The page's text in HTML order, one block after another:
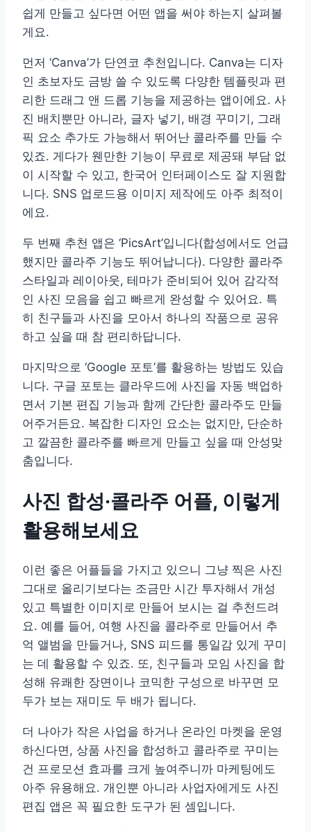
쉽게 만들고 싶다면 어떤 앱을 써야 하는지 살펴볼
게요.
먼저 ‘Canva’가 단연코 추천입니다. Canva는 디자
인 초보자도 금방 쓸 수 있도록 다양한 템플릿과 편
리한 드래그 앤 드롭 기능을 제공하는 앱이에요. 사
진 배치뿐만 아니라, 글자 넣기, 배경 꾸미기, 그래
픽 요소 추가도 가능해서 뛰어난 콜라주를 만들 수
있죠. 게다가 웬만한 기능이 무료로 제공돼 부담 없
이 시작할 수 있고, 한국어 인터페이스도 잘 지원합
니다. SNS 업로드용 이미지 제작에도 아주 최적이
에요.
두 번째 추천 앱은 ‘PicsArt’입니다(합성에서도 언급
했지만 콜라주 기능도 뛰어납니다). 다양한 콜라주
스타일과 레이아웃, 테마가 준비되어 있어 감각적
인 사진 모음을 쉽고 빠르게 완성할 수 있어요. 특
히 친구들과 사진을 모아서 하나의 작품으로 공유
하고 싶을 때 참 편리하답니다.
마지막으로 ‘Google 포토’를 활용하는 방법도 있습
니다. 구글 포토는 클라우드에 사진을 자동 백업하
면서 기본 편집 기능과 함께 간단한 콜라주도 만들
어주거든요. 복잡한 디자인 요소는 없지만, 단순하
고 깔끔한 콜라주를 빠르게 만들고 싶을 때 안성맞
춤입니다.
사진 합성·콜라주 어플, 이렇게
활용해보세요
이런 좋은 어플들을 가지고 있으니 그냥 찍은 사진
그대로 올리기보다는 조금만 시간 투자해서 개성
있고 특별한 이미지로 만들어 보시는 걸 추천드려
요. 예를 들어, 여행 사진을 콜라주로 만들어서 추
억 앨범을 만들거나, SNS 피드를 통일감 있게 꾸미
는 데 활용할 수 있죠. 또, 친구들과 모임 사진을 합
성해 유쾌한 장면이나 코믹한 구성으로 바꾸면 모
두가 보는 재미도 두 배가 됩니다.
더 나아가 작은 사업을 하거나 온라인 마켓을 운영
하신다면, 상품 사진을 합성하고 콜라주로 꾸미는
건 프로모션 효과를 크게 높여주니까 마케팅에도
아주 유용해요. 개인뿐 아니라 사업자에게도 사진
편집 앱은 꼭 필요한 도구가 된 셈입니다.